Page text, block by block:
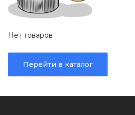
Нет товаров
Перейти в каталог